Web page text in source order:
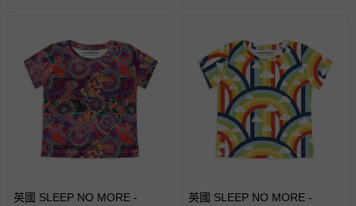
英國 SLEEP NO MORE -
英國 SLEEP NO MORE -